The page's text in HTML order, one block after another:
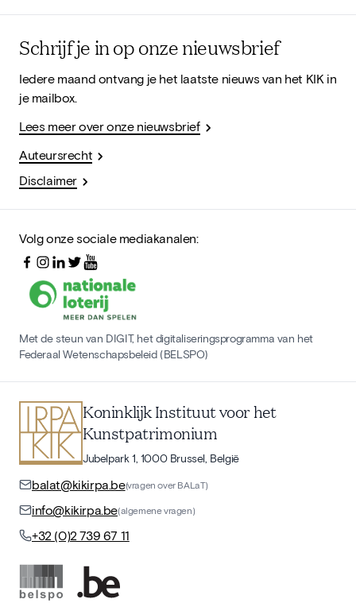
Schrijf je in op onze nieuwsbrief
Iedere maand ontvang je het laatste nieuws van het KIK in
je mailbox.
Lees meer over onze nieuwsbrief
Auteursrecht
Disclaimer
Volg onze sociale mediakanalen:
Met de steun van DIGIT, het digitaliseringsprogramma van het
Federaal Wetenschapsbeleid (BELSPO)
Koninklijk Instituut voor het
Kunstpatrimonium
Jubelpark 1, 1000 Brussel, België
balat@kikirpa.be(vragen over BALaT)
info@kikirpa.be(algemene vragen)
+32 (0)2 739 67 11